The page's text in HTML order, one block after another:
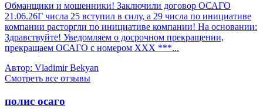
Обманщики и мошенники! Заключили договор ОСАГО
21.06.26Г числа 25 вступил в силу, а 29 числа по инициативе
компании расторгли по инициативе компании! На основании:
Здравствуйте! Уведомляем о досрочном прекращении,
прекращаем ОСАГО с номером ХХХ ***...
Автор: Vladimir Bekyan
Смотреть все отзывы
полис осаго